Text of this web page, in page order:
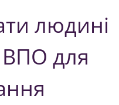
людині
ВПО для